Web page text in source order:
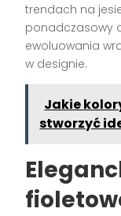
trendach na
ponadczasowy
ewoluowania
w designie.
Jakie
stworzyć